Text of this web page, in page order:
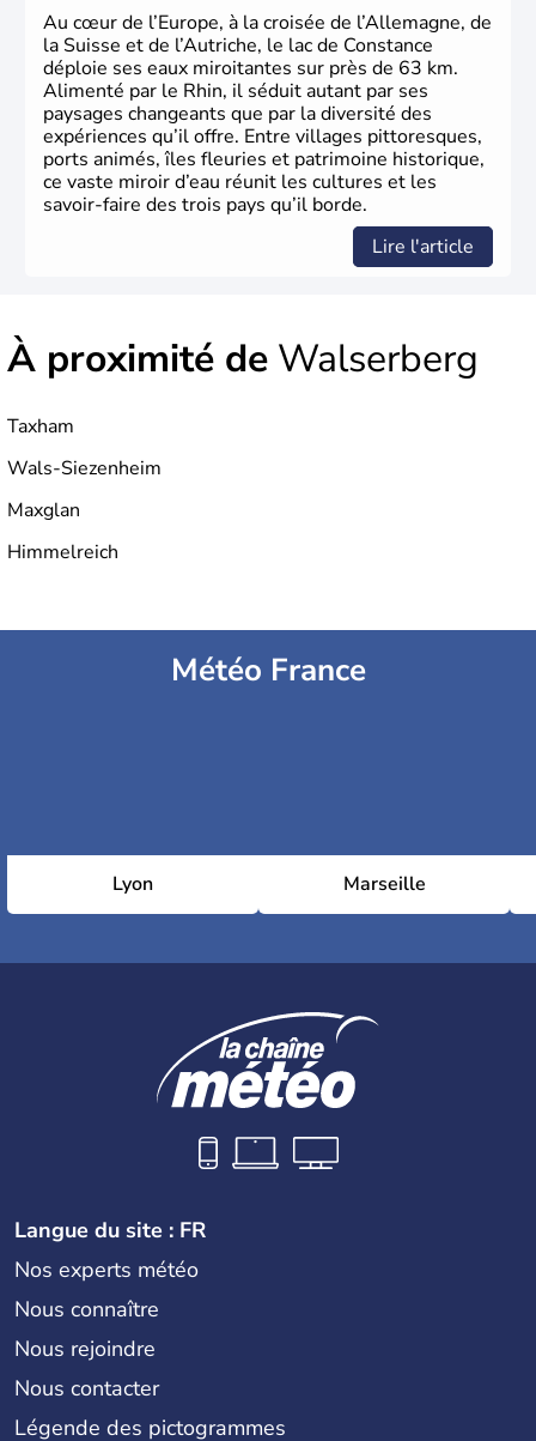
Au cœur de l’Europe, à la croisée de l’Allemagne, de
la Suisse et de l’Autriche, le lac de Constance
déploie ses eaux miroitantes sur près de 63 km.
Alimenté par le Rhin, il séduit autant par ses
paysages changeants que par la diversité des
expériences qu’il offre. Entre villages pittoresques,
ports animés, îles fleuries et patrimoine historique,
ce vaste miroir d’eau réunit les cultures et les
savoir-faire des trois pays qu’il borde.
Lire l'article
À proximité de Walserberg
Taxham
Wals-Siezenheim
Maxglan
Himmelreich
Météo France
Lyon Marseille
Langue du site : FR
Nos experts météo
Nous connaître
Nous rejoindre
Nous contacter
Légende des pictogrammes